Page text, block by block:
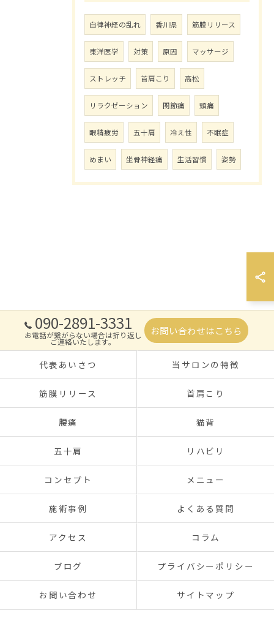
自律神経の乱れ 香川県 筋膜リリース
東洋医学 対策 原因 マッサージ
ストレッチ 首肩こり 高松
リラクゼーション 関節痛 頭痛
眼精疲労 五十肩 冷え性 不眠症
めまい 坐骨神経痛 生活習慣 姿勢
090-2891-3331
お電話が繋がらない場合は折り返し
ご連絡いたします。
お問い合わせはこちら
代表あいさつ 当サロンの特徴
筋膜リリース 首肩こり
腰痛 猫背
五十肩 リハビリ
コンセプト メニュー
施術事例 よくある質問
アクセス コラム
ブログ プライバシーポリシー
お問い合わせ サイトマップ